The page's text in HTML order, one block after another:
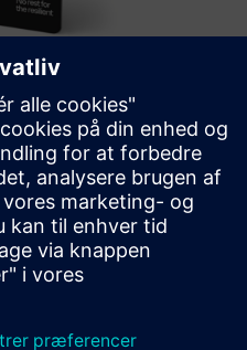
SIM
løsning designet til at løse
der